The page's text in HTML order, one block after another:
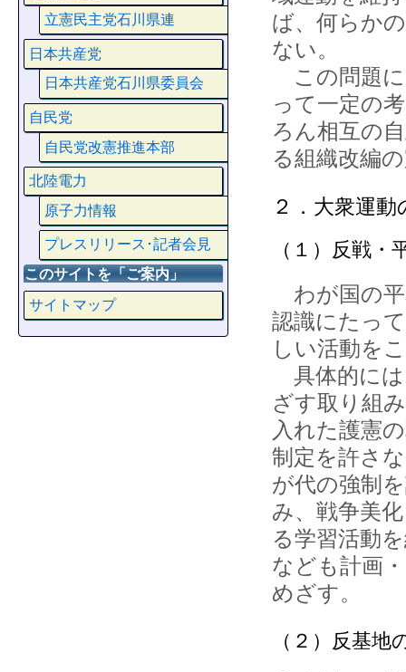
ば、何らか
ない。
この問題に
って一定の
ろん相互の
る組織改編
２．大衆運
（１）反戦・
わが国の平
認識にたっ
しい活動を
具体的には
ざす取り組
入れた護憲
制定を許さ
が代の強制
み、戦争美
る学習活動
なども計画
めざす。
（２）反基地
立憲民主党石川県連
日本共産党
日本共産党石川県委員会
自民党
自民党改憲推進本部
北陸電力
原子力情報
プレスリリース･記者会見
このサイトを「ご案内」
サイトマップ